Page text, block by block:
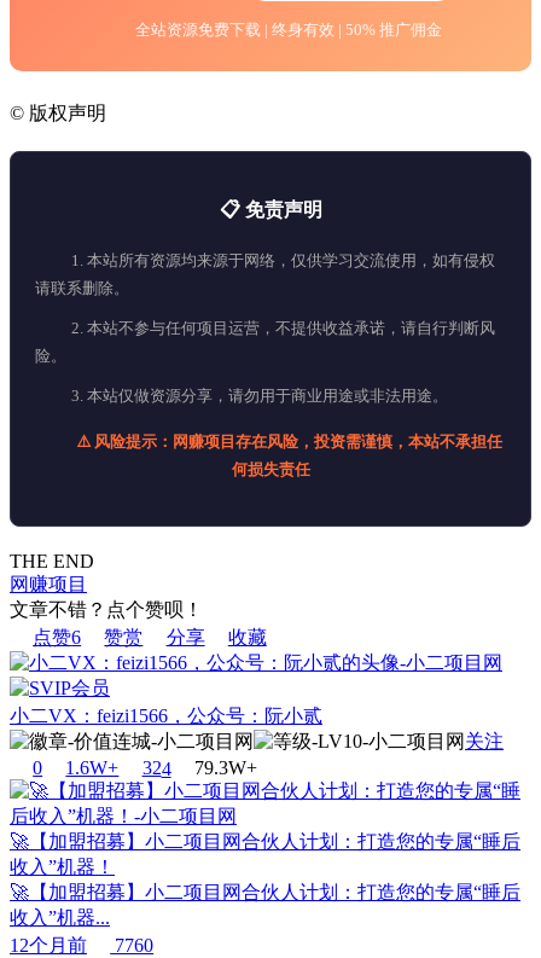
全站资源免费下载 | 终身有效 | 50% 推广佣金
© 版权声明
📋 免责声明
1. 本站所有资源均来源于网络，仅供学习交流使用，如有侵权
请联系删除。
2. 本站不参与任何项目运营，不提供收益承诺，请自行判断风
险。
3. 本站仅做资源分享，请勿用于商业用途或非法用途。
⚠️ 风险提示：网赚项目存在风险，投资需谨慎，本站不承担任
何损失责任
THE END
网赚项目
文章不错？点个赞呗！
点赞6 赞赏 分享 收藏
小二VX：feizi1566，公众号：阮小贰
关注
0
1.6W+ 324 79.3W+
🚀【加盟招募】小二项目网合伙人计划：打造您的专属“睡后
收入”机器！
🚀【加盟招募】小二项目网合伙人计划：打造您的专属“睡后
收入”机器...
12个月前
7760